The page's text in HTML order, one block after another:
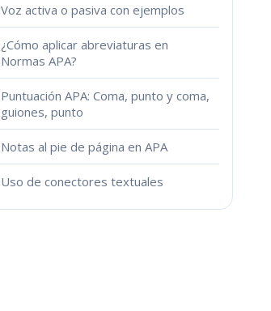
Voz activa o pasiva con ejemplos
¿Cómo aplicar abreviaturas en
Normas APA?
Puntuación APA: Coma, punto y coma,
guiones, punto
Notas al pie de página en APA
Uso de conectores textuales